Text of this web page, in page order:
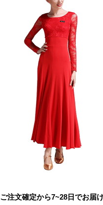
ご注文確定から7~28日でお届